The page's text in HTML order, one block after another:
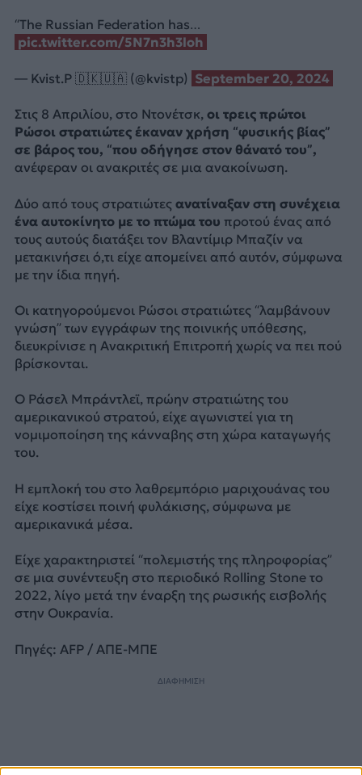
“The Russian Federation has…
pic.twitter.com/5N7n3h3loh
— Kvist.P 🇩🇰🇺🇦 (@kvistp) September 20, 2024
Στις 8 Απριλίου, στο Ντονέτσκ, οι τρεις πρώτοι
Ρώσοι στρατιώτες έκαναν χρήση “φυσικής βίας”
σε βάρος του, “που οδήγησε στον θάνατό του”,
ανέφεραν οι ανακριτές σε μια ανακοίνωση.
Δύο από τους στρατιώτεςανατίναξαν στη συνέχεια
ένα αυτοκίνητο με το πτώμα του προτού ένας από
τους αυτούς διατάξει τον Βλαντίμιρ Μπαζίν να
μετακινήσει ό,τι είχε απομείνει από αυτόν, σύμφωνα
με την ίδια πηγή.
Οι κατηγορούμενοι Ρώσοι στρατιώτες “λαμβάνουν
γνώση” των εγγράφων της ποινικής υπόθεσης,
διευκρίνισε η Ανακριτική Επιτροπή χωρίς να πει πού
βρίσκονται.
Ο Ράσελ Μπράντλεϊ, πρώην στρατιώτης του
αμερικανικού στρατού, είχε αγωνιστεί για τη
νομιμοποίηση της κάνναβης στη χώρα καταγωγής
του.
Η εμπλοκή του στο λαθρεμπόριο μαριχουάνας του
είχε κοστίσει ποινή φυλάκισης, σύμφωνα με
αμερικανικά μέσα.
Είχε χαρακτηριστεί “πολεμιστής της πληροφορίας”
σε μια συνέντευξη στο περιοδικό Rolling Stone το
2022, λίγο μετά την έναρξη της ρωσικής εισβολής
στην Ουκρανία.
Πηγές: AFP / ΑΠΕ-ΜΠΕ
ΔΙΑΦΗΜΙΣΗ